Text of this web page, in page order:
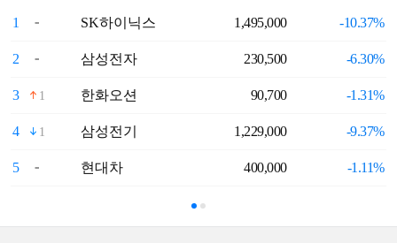
1 SK하이닉스 1,495,000 -10.37%
2 삼성전자 230,500 -6.30%
3 1 한화오션 90,700 -1.31%
4 1 삼성전기 1,229,000 -9.37%
5 현대차 400,000 -1.11%